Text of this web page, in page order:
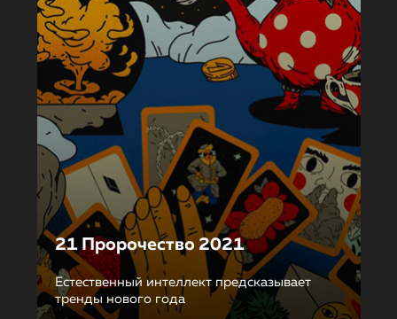
21 Пророчество 2021
Естественный интеллект предсказывает
тренды нового года